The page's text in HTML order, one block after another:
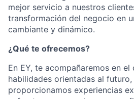
mejor servicio a nuestros
transformación del negocio en
cambiante y dinámico.
¿Qué te ofrecemos?
En EY, te acompañaremos en
habilidades orientadas al
proporcionamos experiencias